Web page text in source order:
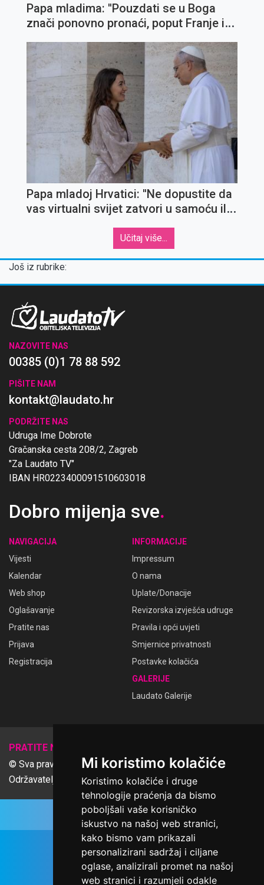
Mi koristimo kolačiće
Koristimo kolačiće i druge
tehnologije praćenja da bismo
poboljšali vaše korisničko
iskustvo na našoj web stranici,
kako bismo vam prikazali
personalizirani sadržaj i ciljane
oglase, analizirali promet na našoj
web stranici i razumjeli odakle
Papa mladima: ''Pouzdati se u Boga
znači ponovno pronaći, poput Franje i
cijeniti i kojima treba služiti''
Papa mladoj Hrvatici: ''Ne dopustite da
vas virtualni svijet zatvori u samoću ili
Učitaj više...
Još iz rubrike:
NAZOVITE NAS
00385 (0)1 78 88 592
PIŠITE NAM
kontakt@laudato.hr
PODRŽITE NAS
Udruga Ime Dobrote
Gračanska cesta 208/2, Zagreb
"Za Laudato TV"
IBAN HR0223400091510603018
Dobro mijenja sve.
NAVIGACIJA
Vijesti
Kalendar
Web shop
Oglašavanje
Pratite nas
Prijava
Registracija
INFORMACIJE
Impressum
O nama
Uplate/Donacije
Revizorska izvješća udruge
Pravila i opći uvjeti
Smjernice privatnosti
Postavke kolačića
GALERIJE
Laudato Galerije
PRATITE NAS
© Sva prava pridržana Udruga Ime dobrote
Održavatelj Netcom d.o.o., Riva 6, Rijeka